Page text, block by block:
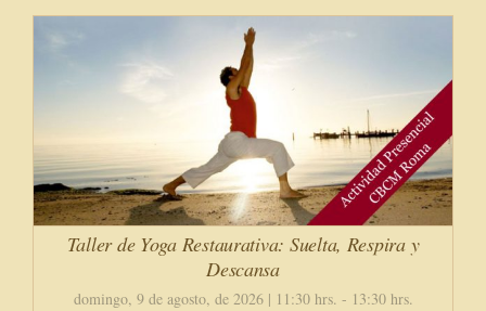
Taller de Yoga Restaurativa: Suelta, Respira y
Descansa
domingo, 9 de agosto, de 2026 | 11:30 hrs. - 13:30 hrs.